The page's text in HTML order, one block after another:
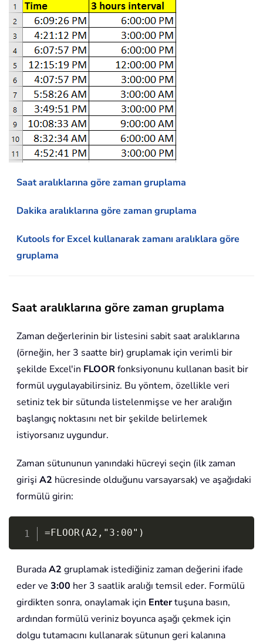
Saat aralıklarına göre zaman gruplama
Dakika aralıklarına göre zaman gruplama
Kutools for Excel kullanarak zamanı aralıklara göre
gruplama
Saat aralıklarına göre zaman gruplama
Zaman değerlerinin bir listesini sabit saat aralıklarına
(örneğin, her 3 saatte bir) gruplamak için verimli bir
şekilde Excel'in FLOORfonksiyonunu kullanan basit bir
formül uygulayabilirsiniz. Bu yöntem, özellikle veri
setiniz tek bir sütunda listelenmişse ve her aralığın
başlangıç noktasını net bir şekilde belirlemek
istiyorsanız uygundur.
Zaman sütununun yanındaki hücreyi seçin (ilk zaman
girişi A2 hücresinde olduğunu varsayarsak) ve aşağıdaki
formülü girin:
=FLOOR(A2,"3:00")
BuradaA2 gruplamak istediğiniz zaman değerini ifade
eder ve 3:00 her 3 saatlik aralığı temsil eder. Formülü
girdikten sonra, onaylamak için Entertuşuna basın,
ardından formülü veriniz boyunca aşağı çekmek için
dolgu tutamacını kullanarak sütunun geri kalanına